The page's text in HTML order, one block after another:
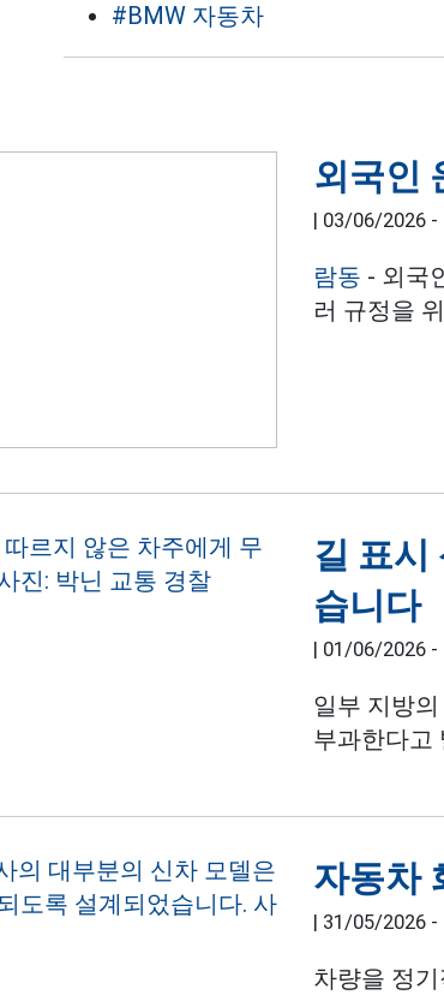
#BMW 자동차
외국인
| 03/06/2026 -
람동 - 외국
러 규정을
길 표시
습니다
| 01/06/2026 -
일부 지방
부과한다고
자동차
| 31/05/2026 -
차량을 정